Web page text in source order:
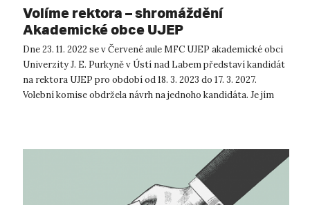
Volíme rektora – shromáždění
Akademické obce UJEP
Dne 23. 11. 2022 se v Červené aule MFC UJEP akademické obci
Univerzity J. E. Purkyně v Ústí nad Labem představí kandidát
na rektora UJEP pro období od 18. 3. 2023 do 17. 3. 2027.
Volební komise obdržela návrh na jednoho kandidáta. Je jím